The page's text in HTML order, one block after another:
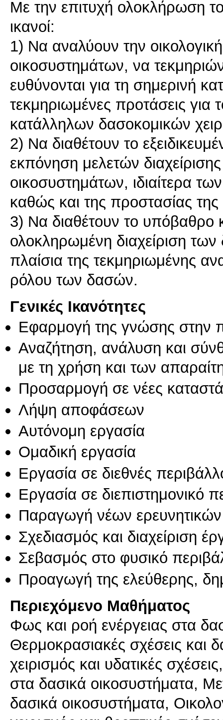
Με την επιτυχή ολοκλήρωση
ικανοί:
1) Να αναλύουν την
οικοσυστημάτων, να
ευθύνονται για τη σημερινή
τεκμηριωμένες προτάσεις
κατάλληλων δασοκομικών
2) Να διαθέτουν το
εκπόνηση μελετών
οικοσυστημάτων, ιδιαίτερα
καθώς και της προστασίας της
3) Να διαθέτουν το υπόβαθρο
ολοκληρωμένη διαχείριση
πλαίσια της τεκμηριωμένης
Γενικές Ικανότητες
Εφαρμογή της γνώσης στην
Αναζήτηση, ανάλυση και
με τη χρήση και των
Προσαρμογή σε νέες
Λήψη αποφάσεων
Αυτόνομη εργασία
Ομαδική εργασία
Εργασία σε διεθνές
Εργασία σε διεπιστημονικό
Παραγωγή νέων
Σχεδιασμός και διαχείριση
Σεβασμός στο φυσικό
Προαγωγή της ελεύθερης,
Περιεχόμενο Μαθήματος
Φως και ροή ενέργειας στα
Θερμοκρασιακές σχέσεις και
χειρισμός και υδατικές
στα δασικά οικοσυστήματα,
δασικά οικοσυστήματα,